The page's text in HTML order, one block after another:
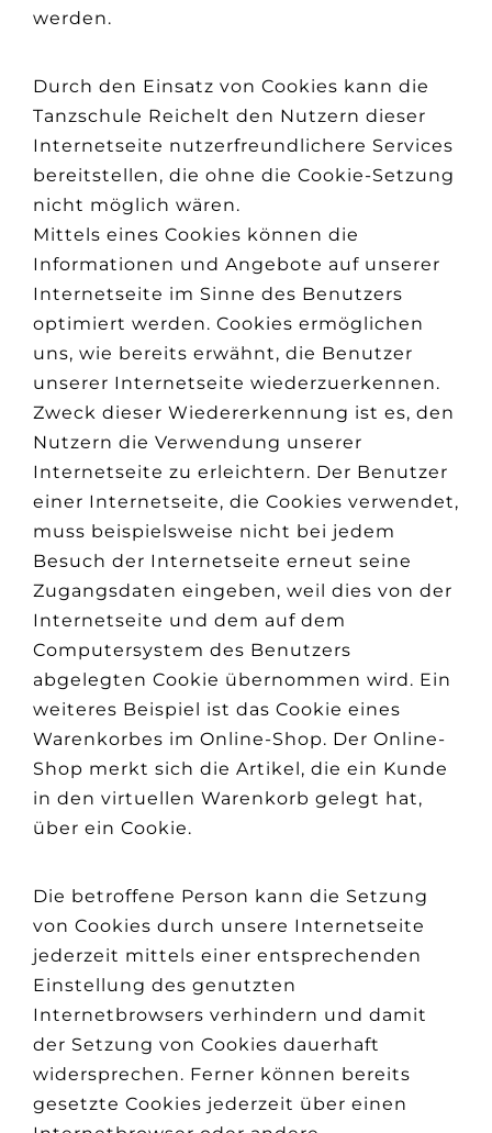
werden.
Durch den Einsatz von Cookies kann die
Tanzschule Reichelt den Nutzern dieser
Internetseite nutzerfreundlichere Services
bereitstellen, die ohne die Cookie-Setzung
nicht möglich wären.
Mittels eines Cookies können die
Informationen und Angebote auf unserer
Internetseite im Sinne des Benutzers
optimiert werden. Cookies ermöglichen
uns, wie bereits erwähnt, die Benutzer
unserer Internetseite wiederzuerkennen.
Zweck dieser Wiedererkennung ist es, den
Nutzern die Verwendung unserer
Internetseite zu erleichtern. Der Benutzer
einer Internetseite, die Cookies verwendet,
muss beispielsweise nicht bei jedem
Besuch der Internetseite erneut seine
Zugangsdaten eingeben, weil dies von der
Internetseite und dem auf dem
Computersystem des Benutzers
abgelegten Cookie übernommen wird. Ein
weiteres Beispiel ist das Cookie eines
Warenkorbes im Online-Shop. Der Online-
Shop merkt sich die Artikel, die ein Kunde
in den virtuellen Warenkorb gelegt hat,
über ein Cookie.
Die betroffene Person kann die Setzung
von Cookies durch unsere Internetseite
jederzeit mittels einer entsprechenden
Einstellung des genutzten
Internetbrowsers verhindern und damit
der Setzung von Cookies dauerhaft
widersprechen. Ferner können bereits
gesetzte Cookies jederzeit über einen